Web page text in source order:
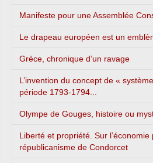
Manifeste pour une Assemblée
Le drapeau européen est un
Grèce, chronique d’un ravage
L’invention du concept de «
période 1793-1794...
Olympe de Gouges, histoire ou
Liberté et propriété. Sur l’économie
républicanisme de Condorcet